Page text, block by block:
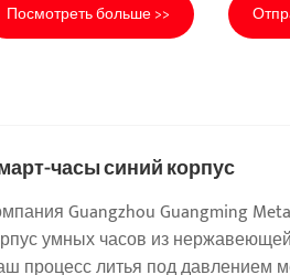
Посмотреть больше >>
часы синий корпус
Guangzhou Guangming
умных часов из
процесс литья под давлением